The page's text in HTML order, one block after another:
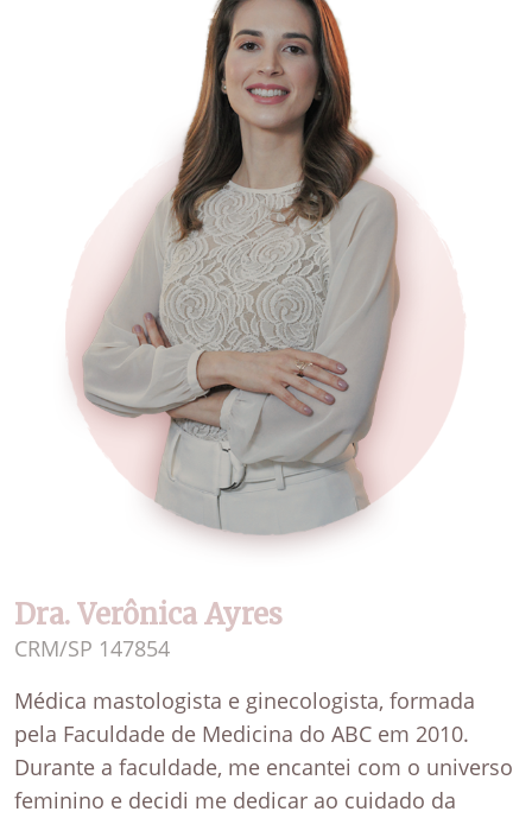
Dra. Verônica Ayres
CRM/SP 147854
Médica mastologista e ginecologista, formada
pela Faculdade de Medicina do ABC em 2010.
Durante a faculdade, me encantei com o universo
feminino e decidi me dedicar ao cuidado da